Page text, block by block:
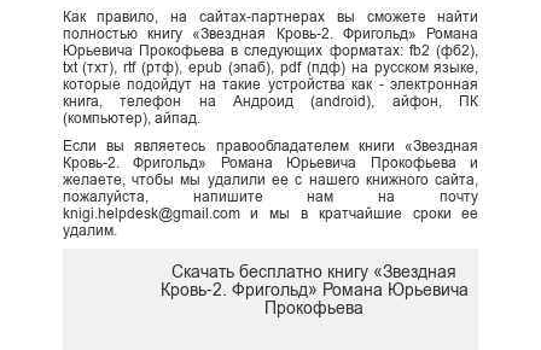
Как правило, на сайтах-партнерах вы сможете найти
полностью книгу «Звездная Кровь-2. Фригольд» Романа
Юрьевича Прокофьева в следующих форматах: fb2 (фб2),
txt (тхт), rtf (ртф), epub (эпаб), pdf (пдф) на русском языке,
которые подойдут на такие устройства как - электронная
книга, телефон на Андроид (android), айфон, ПК
(компьютер), айпад.
Если вы являетесь правообладателем книги «Звездная
Кровь-2. Фригольд» Романа Юрьевича Прокофьева и
желаете, чтобы мы удалили ее с нашего книжного сайта,
пожалуйста, напишите нам на почту
knigi.helpdesk@gmail.com и мы в кратчайшие сроки ее
удалим.
Скачать бесплатно книгу «Звездная
Кровь-2. Фригольд» Романа Юрьевича
Прокофьева